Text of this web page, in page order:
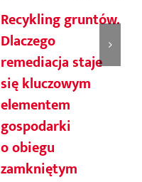
Recykling gruntów.
Dlaczego
remediacja staje
się kluczowym
elementem
gospodarki
o obiegu
zamkniętym